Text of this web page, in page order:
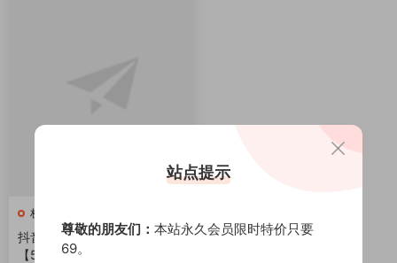
权vvv
抖音 权vvv 微密圈 NO.030期
【51P2V】最新至：2025.2.6
站点提示
尊敬的朋友们： 本站永久会员限时特价只要
69。